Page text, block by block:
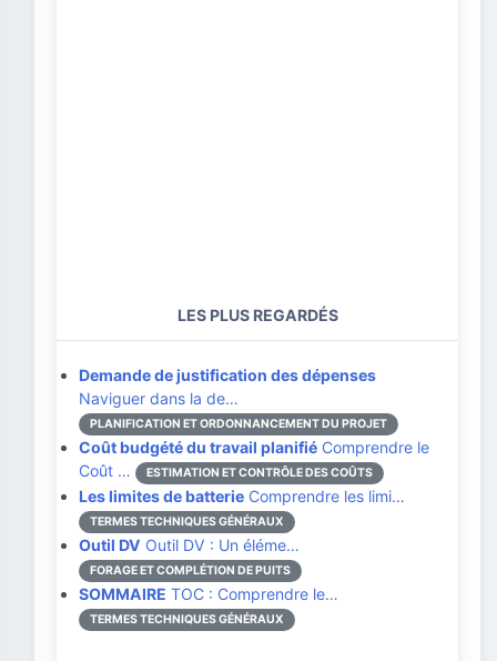
LES PLUS REGARDÉS
Demande de justification des dépenses
Naviguer dans la de…
PLANIFICATION ET ORDONNANCEMENT DU PROJET
Coût budgété du travail planifié Comprendre le
Coût …
ESTIMATION ET CONTRÔLE DES COÛTS
Les limites de batterie Comprendre les limi…
TERMES TECHNIQUES GÉNÉRAUX
Outil DV Outil DV : Un éléme…
FORAGE ET COMPLÉTION DE PUITS
SOMMAIRE TOC : Comprendre le…
TERMES TECHNIQUES GÉNÉRAUX